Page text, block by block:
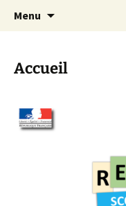
Collège
Site officiel du
Teste de Buch
Menu
Accueil